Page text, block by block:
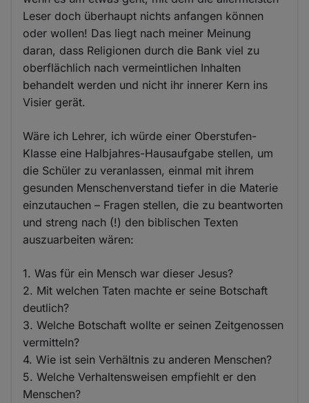
Leser doch überhaupt nichts anfangen können
oder wollen! Das liegt nach meiner Meinung
daran, dass Religionen durch die Bank viel zu
oberflächlich nach vermeintlichen Inhalten
behandelt werden und nicht ihr innerer Kern ins
Visier gerät.
Wäre ich Lehrer, ich würde einer Oberstufen-
Klasse eine Halbjahres-Hausaufgabe stellen, um
die Schüler zu veranlassen, einmal mit ihrem
gesunden Menschenverstand tiefer in die Materie
einzutauchen – Fragen stellen, die zu beantworten
und streng nach (!) den biblischen Texten
auszuarbeiten wären:
1. Was für ein Mensch war dieser Jesus?
2. Mit welchen Taten machte er seine Botschaft
deutlich?
3. Welche Botschaft wollte er seinen Zeitgenossen
vermitteln?
4. Wie ist sein Verhältnis zu anderen Menschen?
5. Welche Verhaltensweisen empfiehlt er den
Menschen?